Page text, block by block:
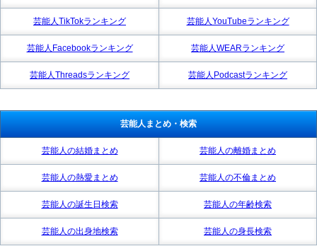
芸能人TikTokランキング 芸能人YouTubeランキング
芸能人Facebookランキング 芸能人WEARランキング
芸能人Threadsランキング 芸能人Podcastランキング
芸能人まとめ・検索
芸能人の結婚まとめ 芸能人の離婚まとめ
芸能人の熱愛まとめ 芸能人の不倫まとめ
芸能人の誕生日検索 芸能人の年齢検索
芸能人の出身地検索 芸能人の身長検索